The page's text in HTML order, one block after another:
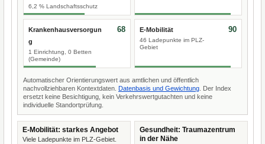
6,2 % Landschaftsschutz
Krankenhausversorgun
g
1 Einrichtung, 0 Betten
(Gemeinde)
68 E-Mobilität
46 Ladepunkte im PLZ-
Gebiet
90
Automatischer Orientierungswert aus amtlichen und öffentlich
nachvollziehbaren Kontextdaten. Datenbasis und Gewichtung . Der Index
ersetzt keine Besichtigung, kein Verkehrswertgutachten und keine
individuelle Standortprüfung.
E-Mobilität: starkes Angebot
Viele Ladepunkte im PLZ-Gebiet.
Gesundheit: Traumazentrum
in der Nähe